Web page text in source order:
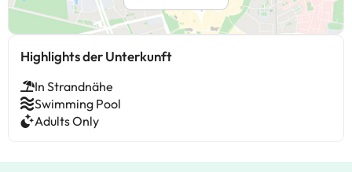
Highlights der Unterkunft
In Strandnähe
Swimming Pool
Adults Only